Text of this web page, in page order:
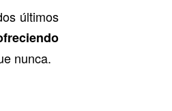
últimos
nunca.